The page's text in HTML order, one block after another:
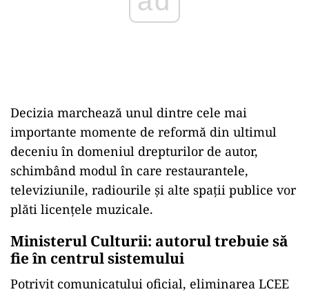
Decizia marchează unul dintre cele mai
importante momente de reformă din ultimul
deceniu în domeniul drepturilor de autor,
schimbând modul în care restaurantele,
televiziunile, radiourile și alte spații publice vor
plăti licențele muzicale.
Ministerul Culturii: autorul trebuie să
fie în centrul sistemului
Potrivit comunicatului oficial, eliminarea LCEE